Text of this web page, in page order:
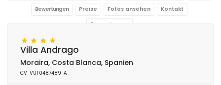
Bewertungen Preise Fotos ansehen Kontakt
Reservierung
Villa Andrago
Moraira, Costa Blanca, Spanien
CV-VUT0487489-A